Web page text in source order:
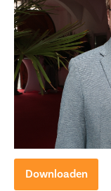
Downloaden